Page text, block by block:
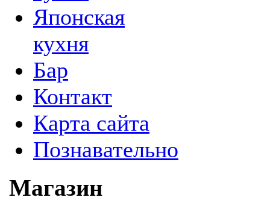
Японская
кухня
Бар
Контакт
Карта сайта
Познавательно
Магазин